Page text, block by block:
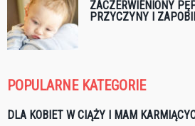
ZACZERWIENIONY
PRZYCZYNY I
POPULARNE KATEGORIE
DLA KOBIET W CIĄŻY I MAM